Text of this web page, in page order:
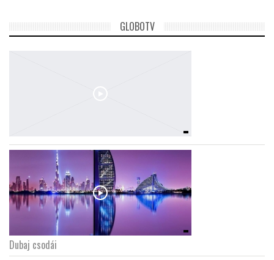
GLOBOTV
Dubaj csodái